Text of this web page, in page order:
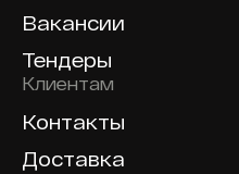
Вакансии
Тендеры
Клиентам
Контакты
Доставка